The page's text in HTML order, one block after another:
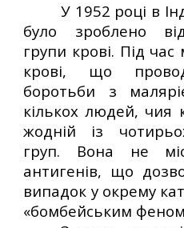
У 1952 році в
було зроблено
групи крові. Під
крові, що
боротьби з
кількох людей, чия
жодній із
груп. Вона не
антигенів, що
випадок у окрему
«бомбейським